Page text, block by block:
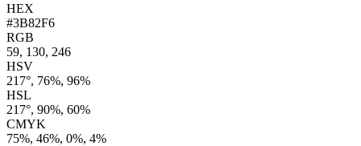
HEX
#3B82F6
RGB
59, 130, 246
HSV
217°, 76%, 96%
HSL
217°, 90%, 60%
CMYK
75%, 46%, 0%, 4%